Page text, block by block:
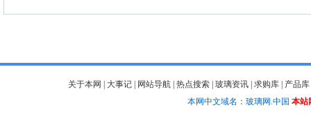
关于本网 大事记 网站导航 热点搜索 玻璃资讯 求购库
产品库
本网中文域名：玻璃网.中国 本站